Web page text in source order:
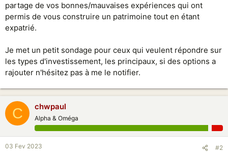
partage de vos bonnes/mauvaises expériences qui ont
permis de vous construire un patrimoine tout en étant
expatrié.
Je met un petit sondage pour ceux qui veulent répondre sur
les types d'investissement, les principaux, si des options a
rajouter n'hésitez pas à me le notifier.
C chwpaul
Alpha & Oméga
03 Fev 2023 #2